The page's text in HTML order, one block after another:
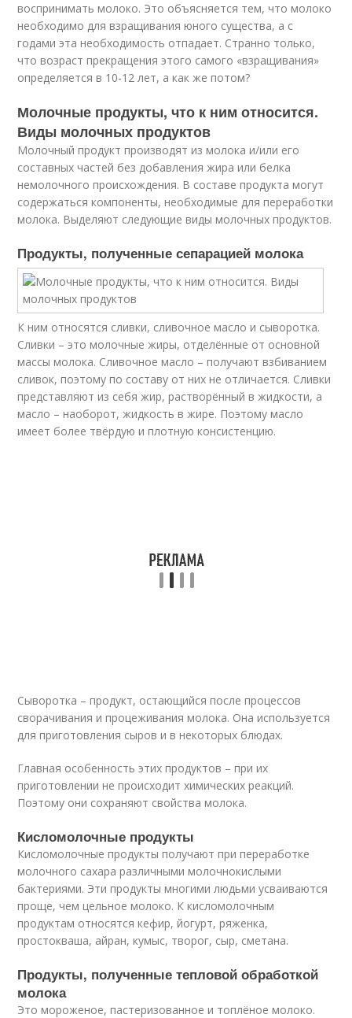
воспринимать молоко. Это объясняется тем, что молоко
необходимо для взращивания юного существа, а с
годами эта необходимость отпадает. Странно только,
что возраст прекращения этого самого «взращивания»
определяется в 10-12 лет, а как же потом?
Молочные продукты, что к ним относится.
Виды молочных продуктов
Молочный продукт производят из молока и/или его
составных частей без добавления жира или белка
немолочного происхождения. В составе продукта могут
содержаться компоненты, необходимые для переработки
молока. Выделяют следующие виды молочных продуктов.
Продукты, полученные сепарацией молока
К ним относятся сливки, сливочное масло и сыворотка.
Сливки – это молочные жиры, отделённые от основной
массы молока. Сливочное масло – получают взбиванием
сливок, поэтому по составу от них не отличается. Сливки
представляют из себя жир, растворённый в жидкости, а
масло – наоборот, жидкость в жире. Поэтому масло
имеет более твёрдую и плотную консистенцию.
Сыворотка – продукт, остающийся после процессов
сворачивания и процеживания молока. Она используется
для приготовления сыров и в некоторых блюдах.
Главная особенность этих продуктов – при их
приготовлении не происходит химических реакций.
Поэтому они сохраняют свойства молока.
Кисломолочные продукты
Кисломолочные продукты получают при переработке
молочного сахара различными молочнокислыми
бактериями. Эти продукты многими людьми усваиваются
проще, чем цельное молоко. К кисломолочным
продуктам относятся кефир, йогурт, ряженка,
простокваша, айран, кумыс, творог, сыр, сметана.
Продукты, полученные тепловой обработкой
молока
Это мороженое, пастеризованное и топлёное молоко.